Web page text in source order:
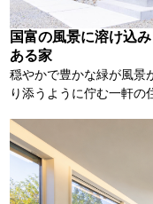
国富の風景に溶け込
ある家
穏やかで豊かな緑が風景
り添うように佇む一軒の